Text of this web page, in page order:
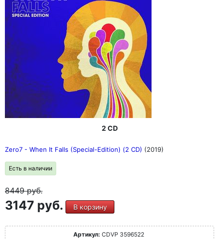
2 CD
Zero7 - When It Falls (Special-Edition) (2 CD) (2019)
Есть в наличии
8449руб.
3147 руб. В корзину
Артикул: CDVP 3596522